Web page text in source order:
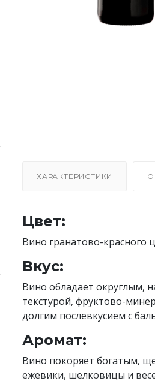
ХАРАКТЕРИСТИКИ
Цвет:
Вино гранатово-красного
Вкус:
Вино обладает округлым,
текстурой, фруктово-
долгим послевкусием с
Аромат:
Вино покоряет богатым,
ежевики, шелковицы и